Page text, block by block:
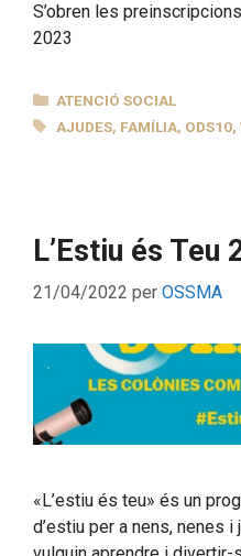
S’obren les
2023
CATEGORIES
ATENCIÓ SOCIAL
ETIQUETES
AJUDES, FAMÍLIA, ODS10,
L’Estiu és Teu
21/04/2022 per OSSMA
«L’estiu és teu» és un
d’estiu per a nens, nenes